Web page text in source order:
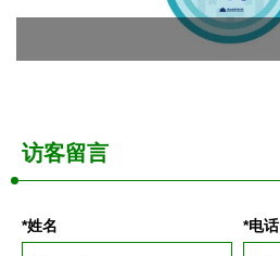
访客留言
*姓名 *电话